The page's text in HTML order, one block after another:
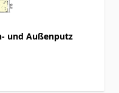
und Außenputz